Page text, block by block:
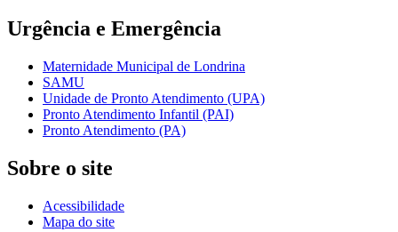
Urgência e Emergência
Maternidade Municipal de Londrina
SAMU
Unidade de Pronto Atendimento (UPA)
Pronto Atendimento Infantil (PAI)
Pronto Atendimento (PA)
Sobre o site
Acessibilidade
Mapa do site